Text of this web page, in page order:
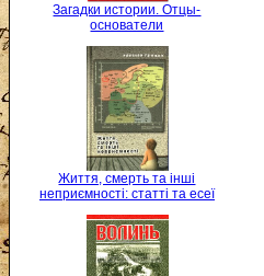
Загадки истории. Отцы-
основатели
Життя, смерть та інші
неприємності: статті та есеї